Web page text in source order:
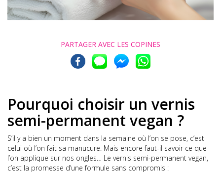
PARTAGER AVEC LES COPINES
Pourquoi choisir un vernis
semi-permanent vegan ?
S’il y a bien un moment dans la semaine où l’on se pose, c’est
celui où l’on fait sa manucure. Mais encore faut-il savoir ce que
l’on applique sur nos ongles… Le vernis semi-permanent vegan,
c’est la promesse d’une formule sans compromis :